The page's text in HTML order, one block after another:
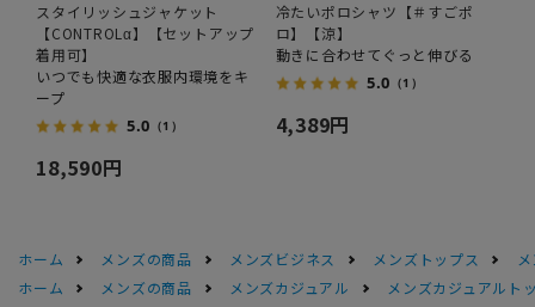
スタイリッシュジャケット
【CONTROLα】【セットアップ
着用可】
いつでも快適な衣服内環境をキ
ープ
5.0 （1）
18,590円
冷たいポロシャツ【＃すごポ
ロ】【涼】
動きに合わせてぐっと伸びる
5.0 （1）
4,389円
ホーム メンズの商品 メンズビジネス メンズトップス
ホーム
メンズの商品 メンズカジュアル
メンズカジュアルト